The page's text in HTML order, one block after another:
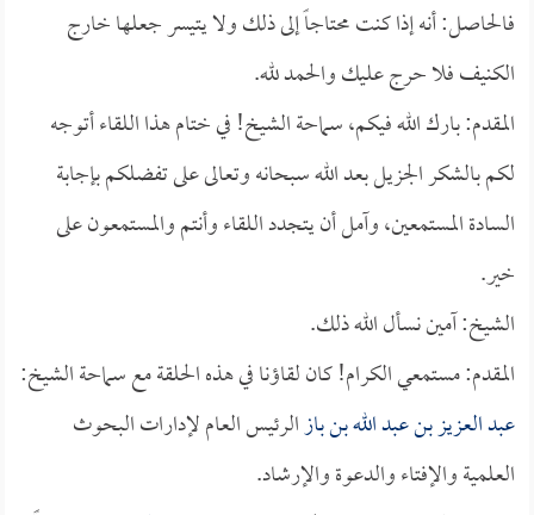
فالحاصل: أنه إذا كنت محتاجاً إلى ذلك ولا يتيسر جعلها خارج
الكنيف فلا حرج عليك والحمد لله.
المقدم: بارك الله فيكم، سماحة الشيخ! في ختام هذا اللقاء أتوجه
لكم بالشكر الجزيل بعد الله سبحانه وتعالى على تفضلكم بإجابة
السادة المستمعين، وآمل أن يتجدد اللقاء وأنتم والمستمعون على
خير.
الشيخ: آمين نسأل الله ذلك.
المقدم: مستمعي الكرام! كان لقاؤنا في هذه الحلقة مع سماحة الشيخ:
عبد العزيز بن عبد الله بن بازالرئيس العام لإدارات البحوث
العلمية والإفتاء والدعوة والإرشاد.